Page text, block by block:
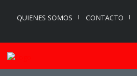
QUIENES SOMOS CONTACTO